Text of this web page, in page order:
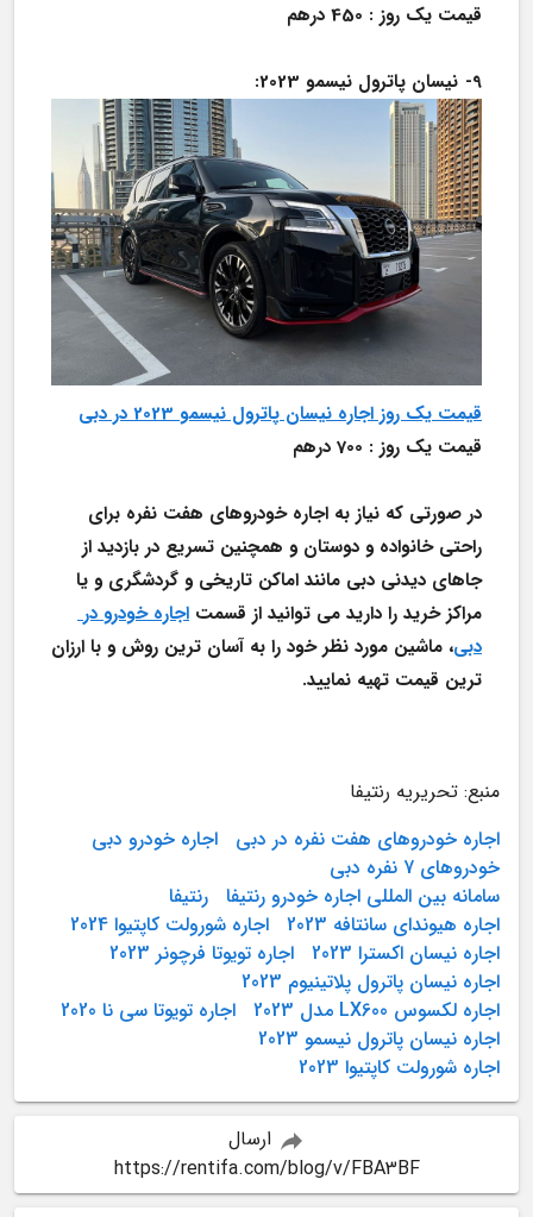
قیمت یک روز : 450 درهم
9-	نیسان پاترول نیسمو 2023:
قیمت یک روز اجاره نیسان پاترول نیسمو 2023 در دبی
قیمت یک روز : 700 درهم
مراکز خرید را دارید می توانید از قسمت
اجاره خودرو در
دبی
ترین قیمت تهیه نمایید.
منبع: تحریریه رنتیفا
اجاره خودروهای هفت نفره در دبی
اجاره خودرو دبی
خودروهای 7 نفره دبی
سامانه بین المللی اجاره خودرو رنتیفا رنتیفا
اجاره هیوندای سانتافه 2023
اجاره شورولت کاپتیوا 2024
اجاره نیسان اکسترا 2023
اجاره تویوتا فرچونر 2023
اجاره نیسان پاترول پلاتینیوم 2023
اجاره لکسوس LX600 مدل 2023
اجاره تویوتا سی نا 2020
اجاره نیسان پاترول نیسمو 2023
اجاره شورولت کاپتیوا 2023
ارسال
https://rentifa.com/blog/v/FBA3BF